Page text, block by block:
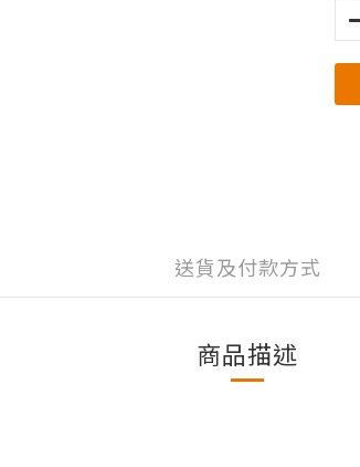
送貨及付款方式
商品描述